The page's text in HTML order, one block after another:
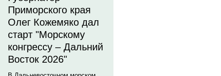
Приморского края
Олег Кожемяко дал
старт "Морскому
конгрессу – Дальний
Восток 2026"